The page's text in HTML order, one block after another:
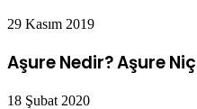
29 Kasım 2019
Aşure Nedir? Aşure
18 Şubat 2020